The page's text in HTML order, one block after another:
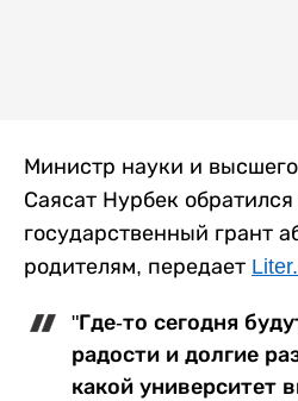
Министр науки и
Саясат Нурбек
государственный грант
родителям, передает
"Где-то сегодня
радости и долгие
какой университет